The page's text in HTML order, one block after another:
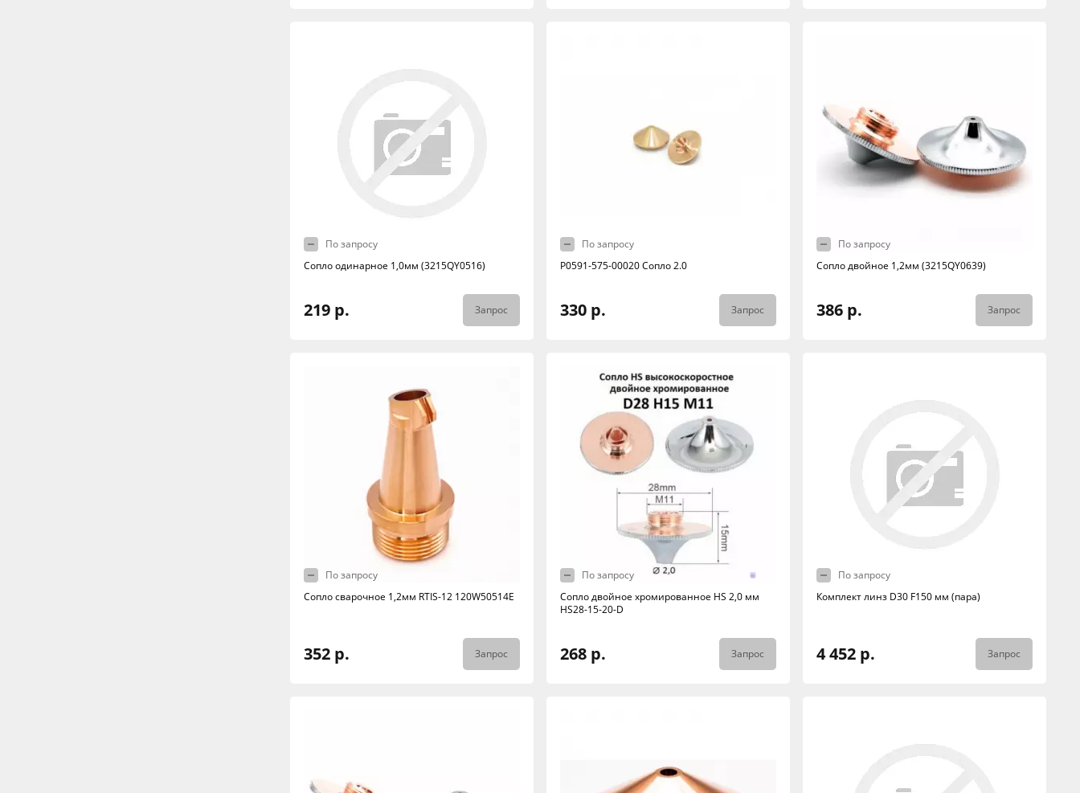
По запросу
Сопло одинарное 1,0мм (3215QY0516)
219 р. Запрос
По запросу
P0591-575-00020 Сопло 2.0
330 р. Запрос
По запросу
Сопло двойное 1,2мм (3215QY0639)
386 р. Запрос
По запросу
Сопло сварочное 1,2мм RTIS-12 120W50514E
352 р. Запрос
По запросу
Сопло двойное хромированное HS 2,0 мм
HS28-15-20-D
268 р. Запрос
По запросу
Комплект линз D30 F150 мм (пара)
4 452 р. Запрос